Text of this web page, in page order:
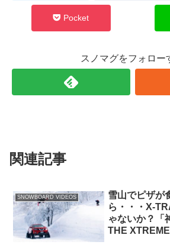
Pocket
スノマグをフォロー
関連記事
SNOWBOARD VIDEOS
雪山でピザが
ら・・・X-
ゃないか？「
THE